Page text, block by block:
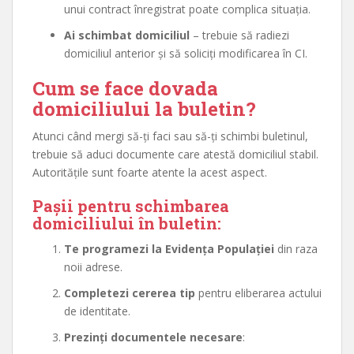
unui contract înregistrat poate complica situația.
Ai schimbat domiciliul – trebuie să radiezi
domiciliul anterior și să soliciți modificarea în CI.
Cum se face dovada
domiciliului la buletin?
Atunci când mergi să-ți faci sau să-ți schimbi buletinul,
trebuie să aduci documente care atestă domiciliul stabil.
Autoritățile sunt foarte atente la acest aspect.
Pașii pentru schimbarea
domiciliului în buletin:
Te programezi la Evidența Populației din raza
noii adrese.
Completezi cererea tip pentru eliberarea actului
de identitate.
Prezinți documentele necesare: